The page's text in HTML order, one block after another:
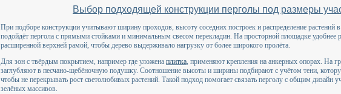
Выбор подходящей конструкции перголы под размеры
При подборе конструкции учитывают ширину проходов, высоту соседних построек и распределение растений
подойдёт пергола с прямыми стойками и минимальным свесом перекладин. На просторной площадке удобнее
расширенной верхней рамой, чтобы дерево выдерживало нагрузку от более широкого пролёта.
Для зон с твёрдым покрытием, например где уложена плитка, применяют крепления на анкерных опорах. На
заглубляют в песчано-щебёночную подушку. Соотношение высоты и ширины подбирают с учётом тени,
чтобы не перекрывать рост светолюбивых растений. Такой подход помогает связать перголу с общим дизайн
зелёных массивов.